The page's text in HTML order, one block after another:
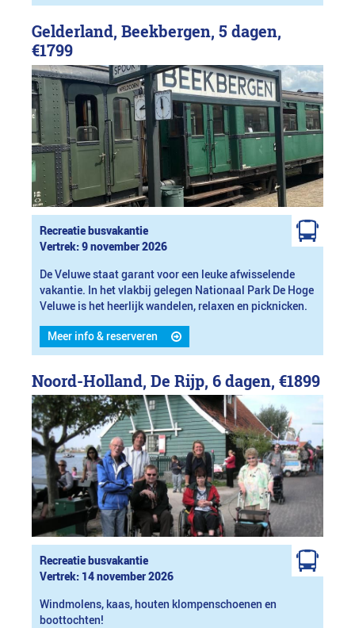
Gelderland, Beekbergen, 5 dagen,
€1799
Recreatie busvakantie
Vertrek: 9 november 2026
De Veluwe staat garant voor een leuke afwisselende
vakantie. In het vlakbij gelegen Nationaal Park De Hoge
Veluwe is het heerlijk wandelen, relaxen en picknicken.
Meer info & reserveren
Noord-Holland, De Rijp, 6 dagen, €1899
Recreatie busvakantie
Vertrek: 14 november 2026
Windmolens, kaas, houten klompenschoenen en
boottochten!